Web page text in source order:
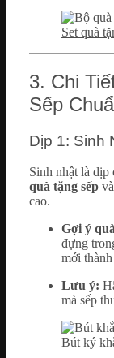
Set quà
3. Chi
Sếp
Dịp 1: Sinh
Sinh nhật là dịp
quà tặng sếp
cao.
Gợi ý
đựng
mới
Lưu ý:
mà sếp
Bút ký